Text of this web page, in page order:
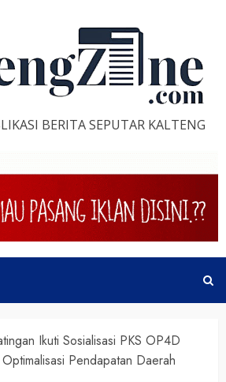
BERITA SEPUTAR KALTENG
Ikuti Sosialisasi PKS OP4D
Pendapatan Daerah